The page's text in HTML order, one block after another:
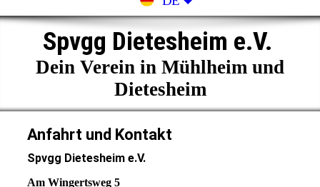
Spvgg Dietesheim e.V.
Dein Verein in Mühlheim und
Dietesheim
Anfahrt und Kontakt
Spvgg Dietesheim e.V.
Am Wingertsweg 5